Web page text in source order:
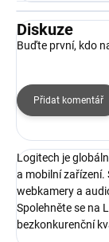
Diskuze
Buďte první, kdo
Přidat komentář
Logitech je
a mobilní zařízení.
webkamery a
Spolehněte se na
bezkonkurenční